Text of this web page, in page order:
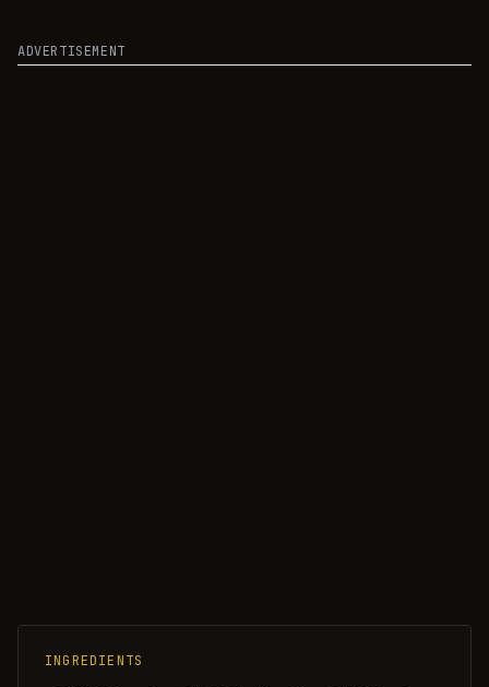
ADVERTISEMENT
INGREDIENTS